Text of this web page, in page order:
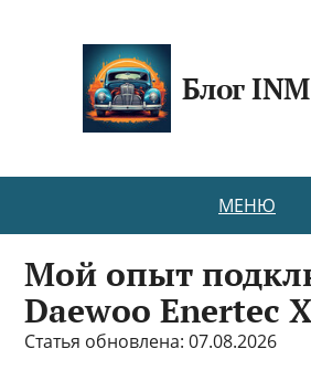
Блог
МЕНЮ
Мой опыт
Daewoo Enertec
Статья обновлена: 07.08.2026